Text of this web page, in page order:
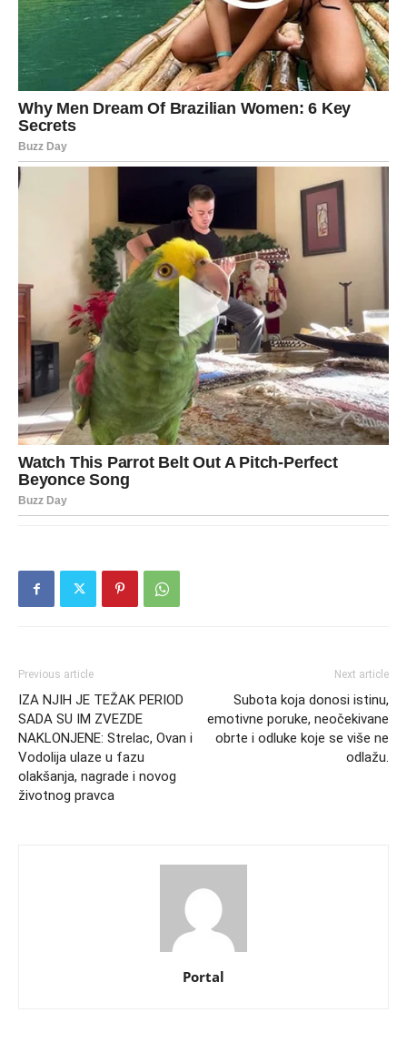
Previous article
IZA NJIH JE TEŽAK PERIOD
SADA SU IM ZVEZDE
NAKLONJENE: Strelac, Ovan i
Vodolija ulaze u fazu
olakšanja, nagrade i novog
životnog pravca
Next article
Subota koja donosi istinu,
emotivne poruke, neočekivane
obrte i odluke koje se više ne
odlažu.
Portal